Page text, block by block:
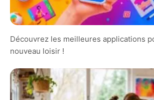
Découvrez les meilleures applications
nouveau loisir !